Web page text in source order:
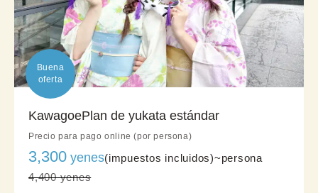
Buena
oferta
KawagoePlan de yukata estándar
Precio para pago online (por persona)
3,300 yenes(impuestos incluidos)~persona
4,400 yenes